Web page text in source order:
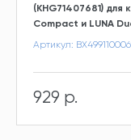
(KHG71407681)
Compact и LUNA
Артикул:
929 р.